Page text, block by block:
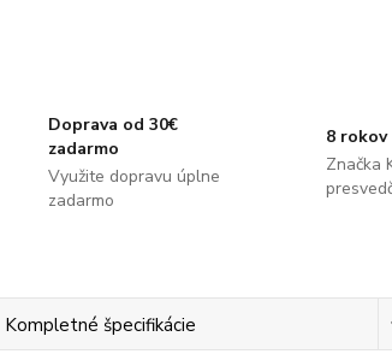
Doprava od 30€
zadarmo
Využite dopravu úplne
zadarmo
8
Značka
Kompletné špecifikácie